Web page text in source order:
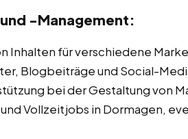
-Management:
Inhalten für verschiedene
Blogbeiträge und Social-
bei der Gestaltung von
Vollzeitjobs in Dormagen,